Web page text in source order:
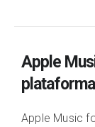
Apple
Apple Music